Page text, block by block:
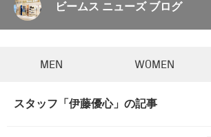
ビームス ニューズ ブログ
MEN WOMEN
スタッフ「伊藤優心」の記事